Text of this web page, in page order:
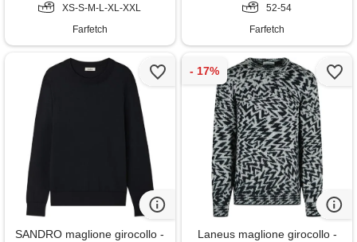
XS-S-M-L-XL-XXL
Farfetch
52-54
Farfetch
SANDRO maglione girocollo -
Laneus maglione girocollo -